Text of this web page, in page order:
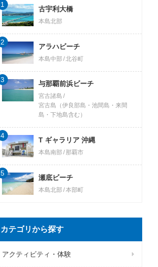
古宇利大橋
本島北部
1
アラハビーチ
本島中部 北谷町
2
与那覇前浜ビーチ
宮古諸島
宮古島（伊良部島・池間島・来間
島・下地島含む）
3
T ギャラリア 沖縄
本島南部 那覇市
4
瀬底ビーチ
本島北部 本部町
5
カテゴリから探す
アクティビティ・体験